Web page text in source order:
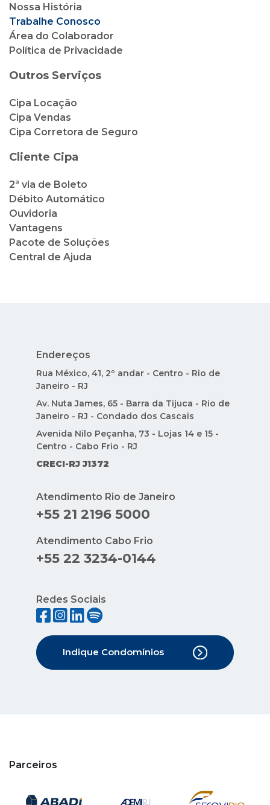
Nossa História
Trabalhe Conosco
Área do Colaborador
Política de Privacidade
Outros Serviços
Cipa Locação
Cipa Vendas
Cipa Corretora de Seguro
Cliente Cipa
2ª via de Boleto
Débito Automático
Ouvidoria
Vantagens
Pacote de Soluções
Central de Ajuda
Endereços
Rua México, 41, 2º andar - Centro - Rio de
Janeiro - RJ
Av. Nuta James, 65 - Barra da Tijuca - Rio de
Janeiro - RJ - Condado dos Cascais
Avenida Nilo Peçanha, 73 - Lojas 14 e 15 -
Centro - Cabo Frio - RJ
CRECI-RJ J1372
Atendimento Rio de Janeiro
+55 21 2196 5000
Atendimento Cabo Frio
+55 22 3234-0144
Redes Sociais
Indique Condomínios
Parceiros